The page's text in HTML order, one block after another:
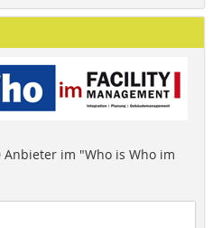
Anbieter im "Who is Who im